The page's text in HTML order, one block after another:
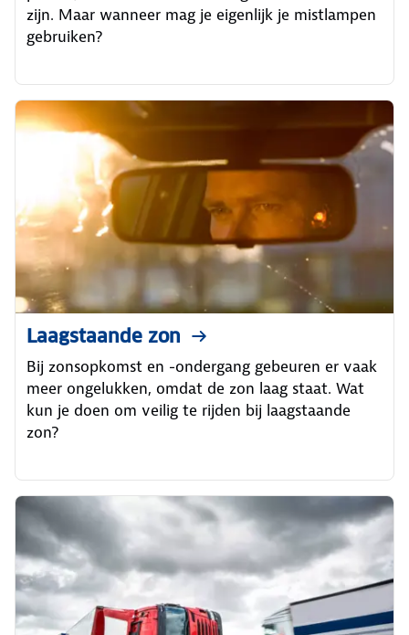
zijn. Maar wanneer mag je eigenlijk je mistlampen
gebruiken?
Laagstaande zon
Bij zonsopkomst en -ondergang gebeuren er vaak
meer ongelukken, omdat de zon laag staat. Wat
kun je doen om veilig te rijden bij laagstaande
zon?